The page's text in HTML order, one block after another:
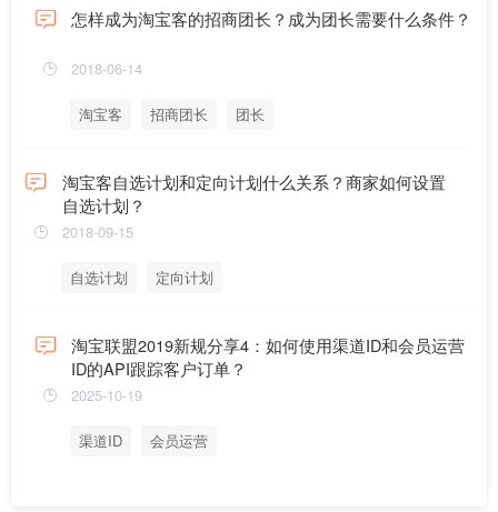
怎样成为淘宝客的招商团长？成为团长需要什么条件？
2018-06-14
淘宝客 招商团长 团长
淘宝客自选计划和定向计划什么关系？商家如何设置
自选计划？
2018-09-15
自选计划 定向计划
淘宝联盟2019新规分享4：如何使用渠道ID和会员运营
ID的API跟踪客户订单？
2025-10-19
渠道ID 会员运营